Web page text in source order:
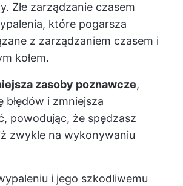
Złe zarządzanie czasem
które pogarsza
z zarządzaniem czasem i
kołem.
zasoby poznawcze,
błędów i zmniejsza
powodując, że spędzasz
zwykle na wykonywaniu
i jego szkodliwemu